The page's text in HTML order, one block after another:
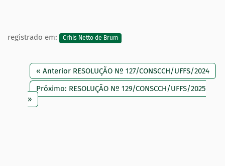
registrado em: Crhis Netto de Brum
« Anterior RESOLUÇÃO Nº 127/CONSCCH/UFFS/2024
Próximo: RESOLUÇÃO Nº 129/CONSCCH/UFFS/2025
»